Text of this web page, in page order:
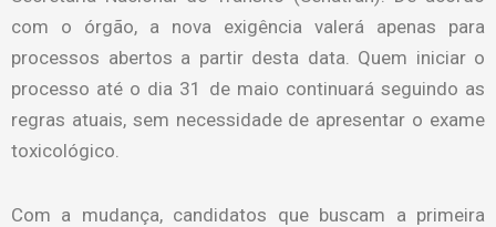
com o órgão, a nova exigência valerá apenas para
processos abertos a partir desta data. Quem iniciar o
processo até o dia 31 de maio continuará seguindo as
regras atuais, sem necessidade de apresentar o exame
toxicológico.
Com a mudança, candidatos que buscam a primeira